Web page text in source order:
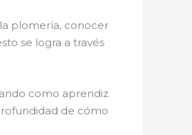
plomería, conocer
se logra a través
como aprendiz
de cómo